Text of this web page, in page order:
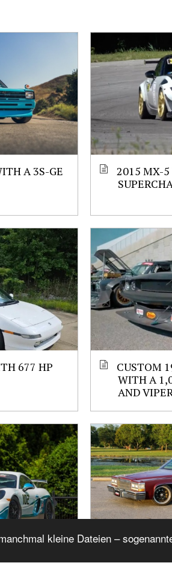
kleine Dateien –
A 3S-GE
2015 MX-
677 HP
CUSTOM
WITH A
AND
A
1983